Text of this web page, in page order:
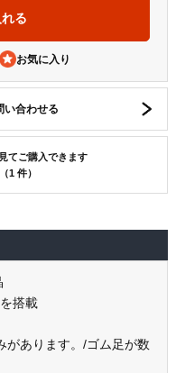
い合わせる
てご購入できます
1 件）
搭載
があります。/ゴム足が数